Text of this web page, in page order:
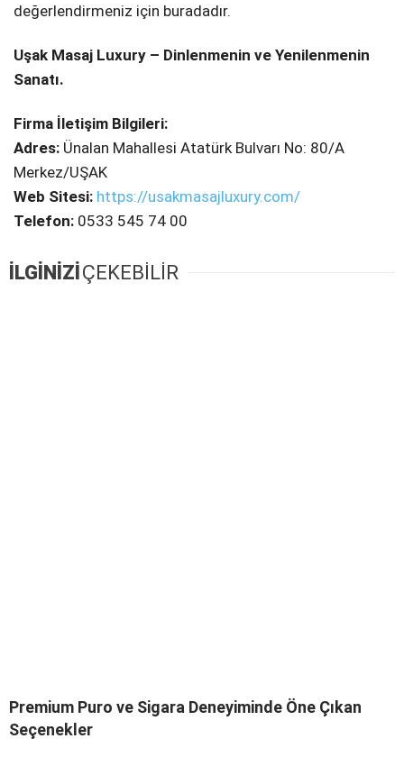
değerlendirmeniz için buradadır.
Uşak Masaj Luxury – Dinlenmenin ve Yenilenmenin
Sanatı.
Firma İletişim Bilgileri:
Adres: Ünalan Mahallesi Atatürk Bulvarı No: 80/A
Merkez/UŞAK
Web Sitesi: https://usakmasajluxury.com/
Telefon: 0533 545 74 00
İLGİNİZİÇEKEBİLİR
Premium Puro ve Sigara Deneyiminde Öne Çıkan
Seçenekler